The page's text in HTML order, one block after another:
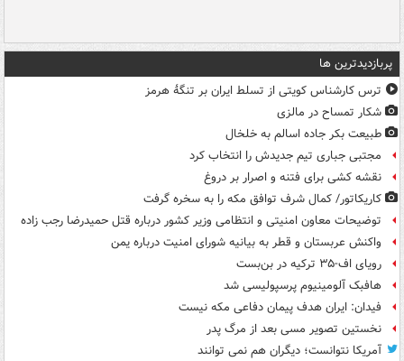
پربازدیدترین ها
ترس کارشناس کویتی از تسلط ایران بر تنگۀ هرمز
شکار تمساح در مالزی
طبیعت بکر جاده اسالم به خلخال
مجتبی جباری تیم جدیدش را انتخاب کرد
نقشه کشی برای فتنه و اصرار بر دروغ
کاریکاتور/ کمال شرف توافق مکه را به سخره گرفت
توضیحات معاون امنیتی و انتظامی وزیر کشور درباره قتل حمیدرضا رجب زاده
واکنش عربستان و قطر به بیانیه شورای امنیت درباره یمن
رویای اف-۳۵ ترکیه در بن‌بست
هافبک آلومینیوم پرسپولیسی شد
فیدان: ایران هدف پیمان دفاعی مکه نیست
نخستین تصویر مسی بعد از مرگ پدر
آمریکا نتوانست؛ دیگران هم نمی توانند